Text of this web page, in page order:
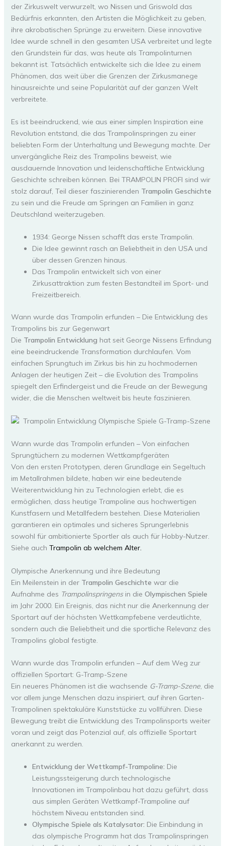
der Zirkuswelt verwurzelt, wo Nissen und Griswold das
Bedürfnis erkannten, den Artisten die Möglichkeit zu geben,
ihre akrobatischen Sprünge zu erweitern. Diese innovative
Idee wurde schnell in den gesamten USA verbreitet und legte
den Grundstein für das, was heute als Trampolinturnen
bekannt ist. Tatsächlich entwickelte sich die Idee zu einem
Phänomen, das weit über die Grenzen der Zirkusmanege
hinausreichte und seine Popularität auf der ganzen Welt
verbreitete.
Es ist beeindruckend, wie aus einer simplen Inspiration eine
Revolution entstand, die das Trampolinspringen zu einer
beliebten Form der Unterhaltung und Bewegung machte. Der
unvergängliche Reiz des Trampolins beweist, wie
ausdauernde Innovation und leidenschaftliche Entwicklung
Geschichte schreiben können. Bei TRAMPOLIN PROFI sind wir
stolz darauf, Teil dieser faszinierenden Trampolin Geschichte
zu sein und die Freude am Springen an Familien in ganz
Deutschland weiterzugeben.
1934: George Nissen schafft das erste Trampolin.
Die Idee gewinnt rasch an Beliebtheit in den USA und
über dessen Grenzen hinaus.
Das Trampolin entwickelt sich von einer
Zirkusattraktion zum festen Bestandteil im Sport- und
Freizeitbereich.
Wann wurde das Trampolin erfunden – Die Entwicklung des
Trampolins bis zur Gegenwart
Die Trampolin Entwicklung hat seit George Nissens Erfindung
eine beeindruckende Transformation durchlaufen. Vom
einfachen Sprungtuch im Zirkus bis hin zu hochmodernen
Anlagen der heutigen Zeit – die Evolution des Trampolins
spiegelt den Erfindergeist und die Freude an der Bewegung
wider, die die Menschen weltweit bis heute faszinieren.
Wann wurde das Trampolin erfunden – Von einfachen
Sprungtüchern zu modernen Wettkampfgeräten
Von den ersten Prototypen, deren Grundlage ein Segeltuch
im Metallrahmen bildete, haben wir eine bedeutende
Weiterentwicklung hin zu Technologien erlebt, die es
ermöglichen, dass heutige Trampoline aus hochwertigen
Kunstfasern und Metallfedern bestehen. Diese Materialien
garantieren ein optimales und sicheres Sprungerlebnis
sowohl für ambitionierte Sportler als auch für Hobby-Nutzer.
Siehe auch Trampolin ab welchem Alter.
Olympische Anerkennung und ihre Bedeutung
Ein Meilenstein in der Trampolin Geschichte war die
Aufnahme des Trampolinspringensin die Olympischen Spiele
im Jahr 2000. Ein Ereignis, das nicht nur die Anerkennung der
Sportart auf der höchsten Wettkampfebene verdeutlichte,
sondern auch die Beliebtheit und die sportliche Relevanz des
Trampolins global festigte.
Wann wurde das Trampolin erfunden – Auf dem Weg zur
offiziellen Sportart: G-Tramp-Szene
Ein neueres Phänomen ist die wachsende G-Tramp-Szene, die
vor allem junge Menschen dazu inspiriert, auf ihren Garten-
Trampolinen spektakuläre Kunststücke zu vollführen. Diese
Bewegung treibt die Entwicklung des Trampolinsports weiter
voran und zeigt das Potenzial auf, als offizielle Sportart
anerkannt zu werden.
Entwicklung der Wettkampf-Trampoline: Die
Leistungssteigerung durch technologische
Innovationen im Trampolinbau hat dazu geführt, dass
aus simplen Geräten Wettkampf-Trampoline auf
höchstem Niveau entstanden sind.
Olympische Spiele als Katalysator: Die Einbindung in
das olympische Programm hat das Trampolinspringen